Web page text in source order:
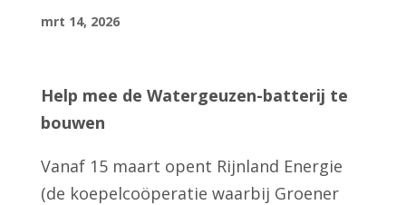
mrt 14, 2026
Help mee de Watergeuzen-batterij te
bouwen
Vanaf 15 maart opent Rijnland Energie
(de koepelcoöperatie waarbij Groener